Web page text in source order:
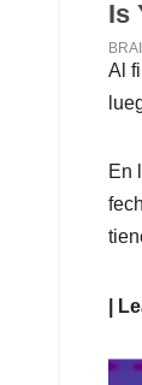
Al
En
|